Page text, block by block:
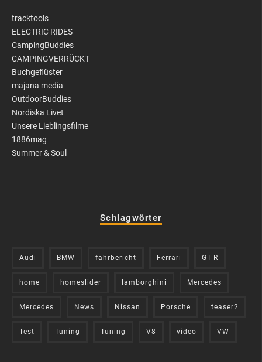
tracktools
ELECTRIC RIDES
CampingBuddies
CAMPINGVERRÜCKT
Buchgeflüster
majana media
OutdoorBuddies
Nordiska Livet
Unsere Lieblingsfilme
1886mag
Summer & Soul
Schlagwörter
Audi BMW fahrbericht Ferrari GT-R
home homeslider lamborghini Mercedes
Mercedes News Nissan Porsche teaser2
Test Tuning Tuning V8 video VW